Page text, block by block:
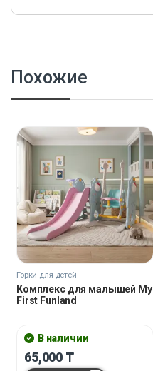
Похожие
Горки для детей
Комплекс для малышей My
First Funland
В наличии
65,000 ₸